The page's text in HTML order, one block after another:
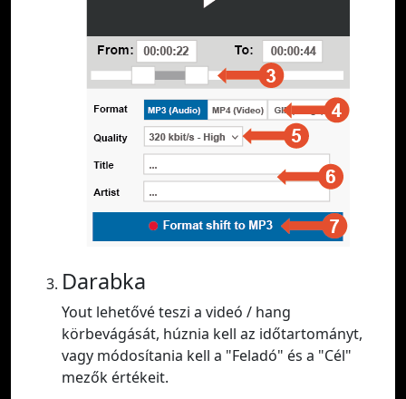
Darabka
Yout lehetővé teszi a videó / hang
körbevágását, húznia kell az időtartományt,
vagy módosítania kell a "Feladó" és a "Cél"
mezők értékeit.